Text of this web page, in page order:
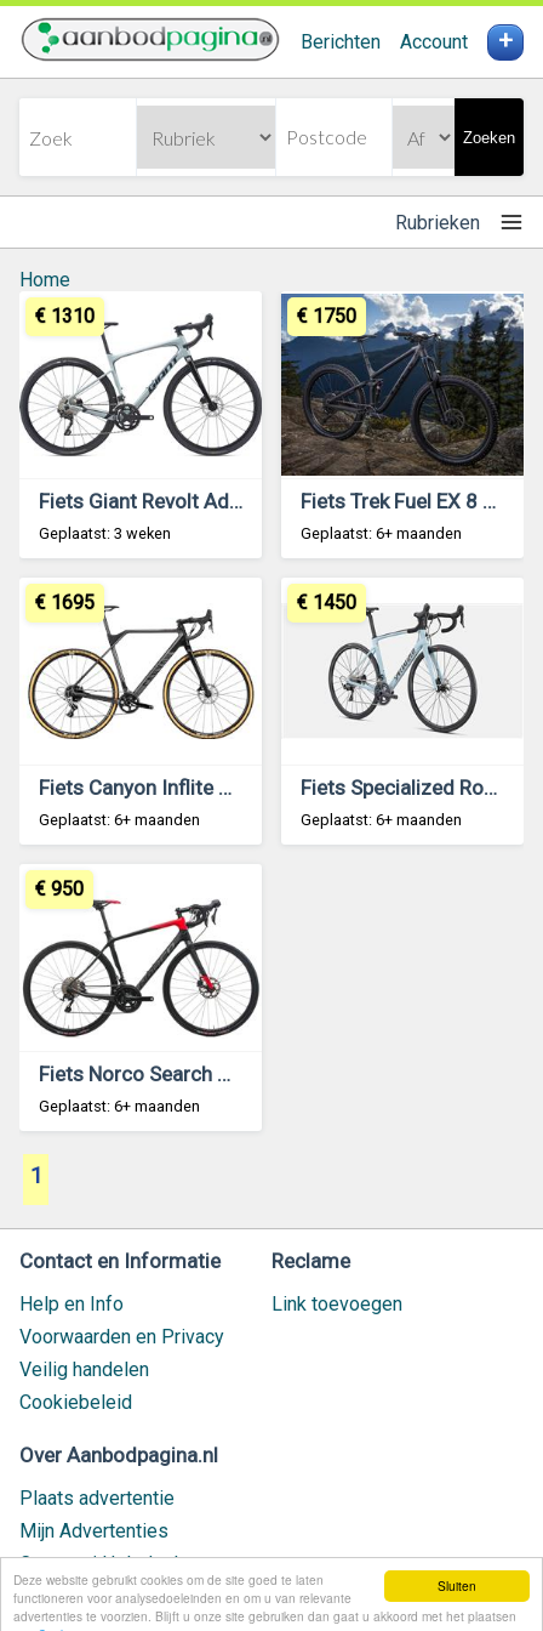
Sluiten
Deze website gebruikt cookies om de site goed te laten
functioneren voor analysedoeleinden en om u van relevante
advertenties te voorzien. Blijft u onze site gebruiken dan gaat u akkoord met het plaatsen
Berichten Account +
Zoeken
Rubrieken
Home
Fiets Giant Revolt Advanced 3
Geplaatst: 3 weken
€ 1310
Fiets Trek Fuel EX 8 Plus
Geplaatst: 6+ maanden
€ 1750
Fiets Canyon Inflite CF SL 7.0
Geplaatst: 6+ maanden
€ 1695
Fiets Specialized Roubaix Sport
Geplaatst: 6+ maanden
€ 1450
Fiets Norco Search Carbon C105 Gravel
Geplaatst: 6+ maanden
€ 950
1
Contact en Informatie
Help en Info
Voorwaarden en Privacy
Veilig handelen
Cookiebeleid
Reclame
Link toevoegen
Over Aanbodpagina.nl
Plaats advertentie
Mijn Advertenties
Contact / Helpdesk
Nieuw geplaatst